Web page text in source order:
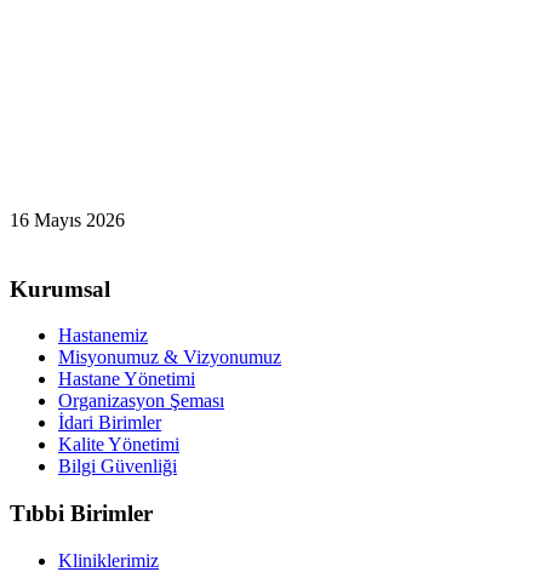
16 Mayıs 2026
Kurumsal
Hastanemiz
Misyonumuz & Vizyonumuz
Hastane Yönetimi
Organizasyon Şeması
İdari Birimler
Kalite Yönetimi
Bilgi Güvenliği
Tıbbi Birimler
Kliniklerimiz